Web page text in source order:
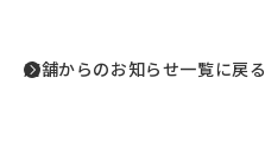
店舗からのお知らせ一覧に戻る